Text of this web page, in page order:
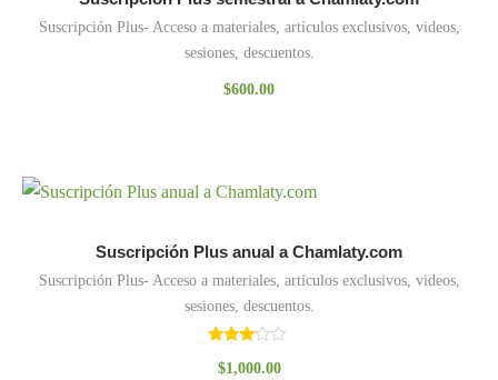
Suscripción Plus- Acceso a materiales, artículos exclusivos, videos,
sesiones, descuentos.
$600.00
Suscripción Plus anual a Chamlaty.com
Suscripción Plus- Acceso a materiales, artículos exclusivos, videos,
sesiones, descuentos.
con
$1,000.00